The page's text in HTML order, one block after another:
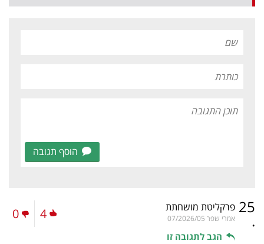
הוסף תגובה
25
.
פרקליטת מושחתת
אמרי שפר 07/2026/05
הגב לתגובה זו
4
0